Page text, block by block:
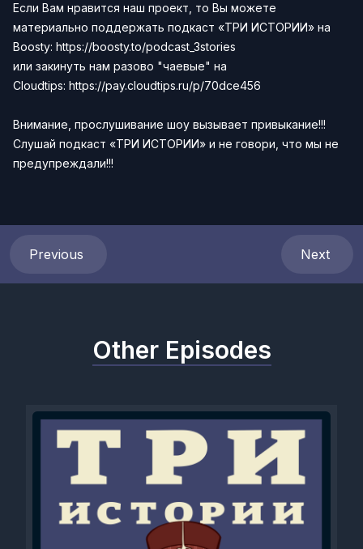
Если Вам нравится наш проект, то Вы можете
материально поддержать подкаст «ТРИ ИСТОРИИ» на
Boosty: https://boosty.to/podcast_3stories
или закинуть нам разово "чаевые" на
Сloudtips: https://pay.cloudtips.ru/p/70dce456
Внимание, прослушивание шоу вызывает привыкание!!!
Слушай подкаст «ТРИ ИСТОРИИ» и не говори, что мы не
предупреждали!!!
Previous Next
Other Episodes